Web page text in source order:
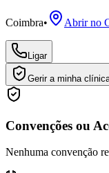
Coimbra• Abrir no
Ligar
Gerir a minha
Convenções ou
Nenhuma convenção